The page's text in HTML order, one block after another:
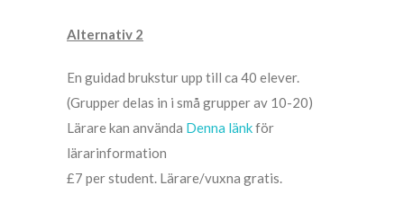
Alternativ 2
En guidad brukstur upp till ca 40 elever.
(Grupper delas in i små grupper av 10-20)
Lärare kan använda Denna länkför
lärarinformation
£7 per student. Lärare/vuxna gratis.